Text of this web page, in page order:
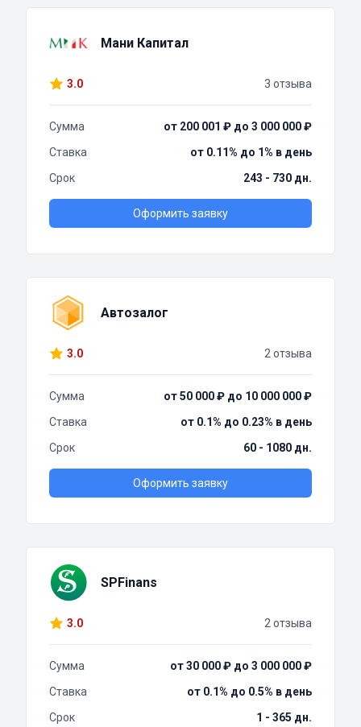
Мани Капитал
3.0 3 отзыва
Сумма
от 200 001 ₽ до 3 000 000 ₽
Ставка
от 0.11% до 1% в день
Срок
243 - 730 дн.
Оформить заявку
Автозалог
3.0 2 отзыва
Сумма
от 50 000 ₽ до 10 000 000 ₽
Ставка
от 0.1% до 0.23% в день
Срок
60 - 1080 дн.
Оформить заявку
SPFinans
3.0 2 отзыва
Сумма
от 30 000 ₽ до 3 000 000 ₽
Ставка
от 0.1% до 0.5% в день
Срок
1 - 365 дн.